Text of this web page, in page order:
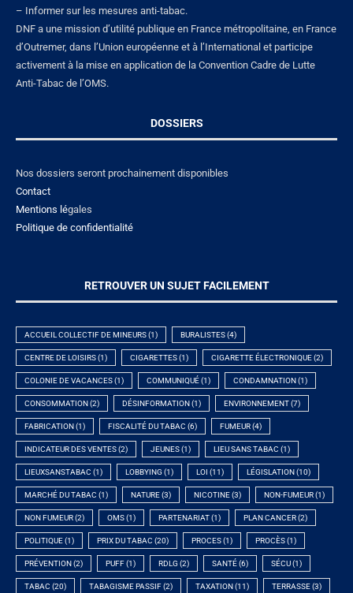
– Informer sur les mesures anti-tabac.
DNF a une mission d’utilité publique en France métropolitaine, en France
d’Outremer, dans l’Union européenne et à l’International et participe
activement à la mise en application de la Convention Cadre de Lutte
Anti-Tabac de l’OMS.
DOSSIERS
Nos dossiers seront prochainement disponibles
Contact
Mentions légales
Politique de confidentialité
RETROUVER UN SUJET FACILEMENT
ACCUEIL COLLECTIF DE MINEURS(1) BURALISTES(4)
CENTRE DE LOISIRS(1) CIGARETTES(1) CIGARETTE ÉLECTRONIQUE(2)
COLONIE DE VACANCES(1) COMMUNIQUÉ(1) CONDAMNATION (1)
CONSOMMATION (2) DÉSINFORMATION (1) ENVIRONNEMENT(7)
FABRICATION (1) FISCALITÉ DU TABAC (6) FUMEUR(4)
INDICATEUR DES VENTES(2) JEUNES(1) LIEU SANS TABAC (1)
LIEUXSANSTABAC (1) LOBBYING (1) LOI (11) LÉGISLATION (10)
MARCHÉ DU TABAC (1) NATURE(3) NICOTINE(3) NON-FUMEUR(1)
NON FUMEUR(2) OMS(1) PARTENARIAT(1) PLAN CANCER(2)
POLITIQUE(1) PRIX DU TABAC (20) PROCES(1) PROCÈS(1)
PRÉVENTION (2) PUFF(1) RDLG (2) SANTÉ(6) SÉCU(1)
TABAC (20) TABAGISME PASSIF(2) TAXATION (11) TERRASSE(3)